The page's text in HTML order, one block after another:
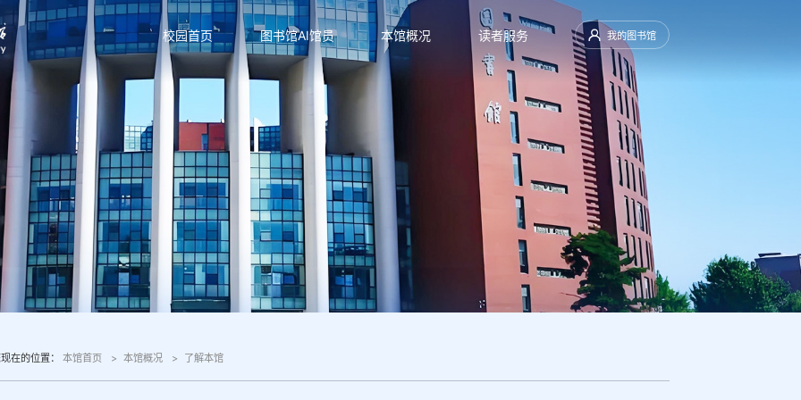
校园首页 图书馆AI馆员 本馆概况 读者服务 我的图书馆
在的位置： 本馆首页 本馆概况 了解本馆